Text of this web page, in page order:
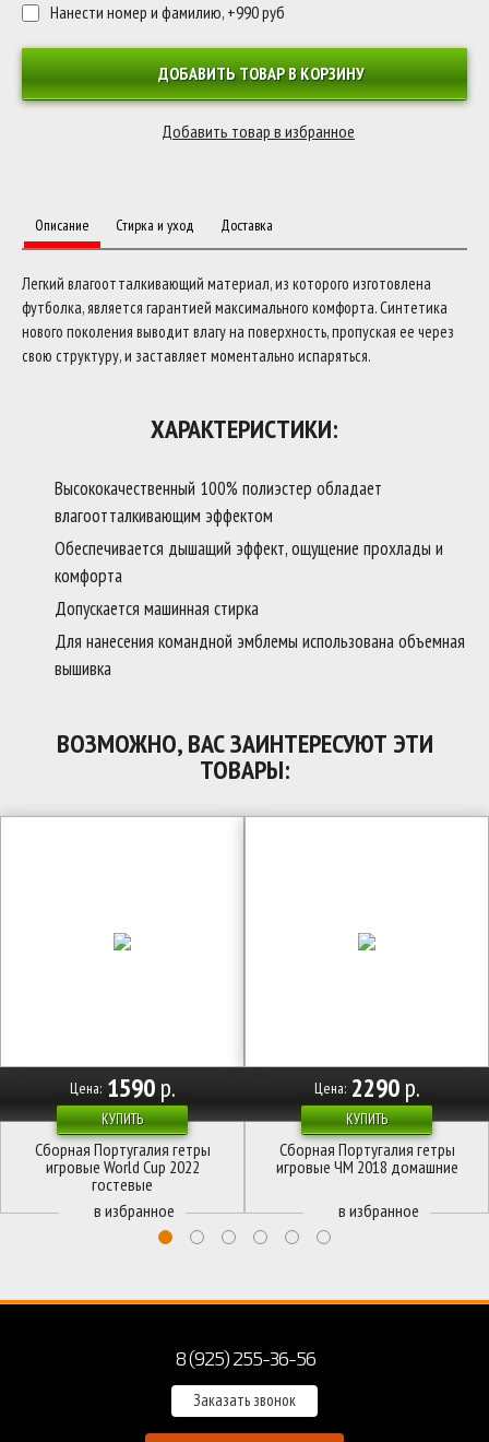
Нанести номер и фамилию, +990 руб
ДОБАВИТЬ ТОВАР В КОРЗИНУ
Описание Стирка и уход Доставка
Легкий влагоотталкивающий материал, из которого изготовлена
футболка, является гарантией максимального комфорта. Синтетика
нового поколения выводит влагу на поверхность, пропуская ее через
свою структуру, и заставляет моментально испаряться.
ХАРАКТЕРИСТИКИ:
Высококачественный 100% полиэстер обладает
влагоотталкивающим эффектом
Обеспечивается дышащий эффект, ощущение прохлады и
комфорта
Допускается машинная стирка
Для нанесения командной эмблемы использована объемная
вышивка
ВОЗМОЖНО, ВАС ЗАИНТЕРЕСУЮТ ЭТИ
ТОВАРЫ:
КУПИТЬ
Цена: 1590р.
Сборная Португалия гетры
игровые World Cup 2022
гостевые
КУПИТЬ
Цена: 2290р.
Сборная Португалия гетры
игровые ЧМ 2018 домашние
8 (925) 255-36-56
Заказать звонок